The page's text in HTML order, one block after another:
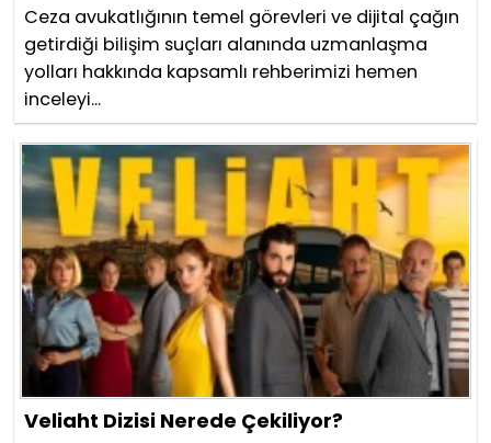
Ceza avukatlığının temel görevleri ve dijital çağın
getirdiği bilişim suçları alanında uzmanlaşma
yolları hakkında kapsamlı rehberimizi hemen
inceleyi...
Veliaht Dizisi Nerede Çekiliyor?